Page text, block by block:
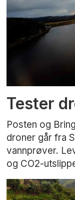
Tester
Posten og
droner går fra
vannprøver.
og CO2-